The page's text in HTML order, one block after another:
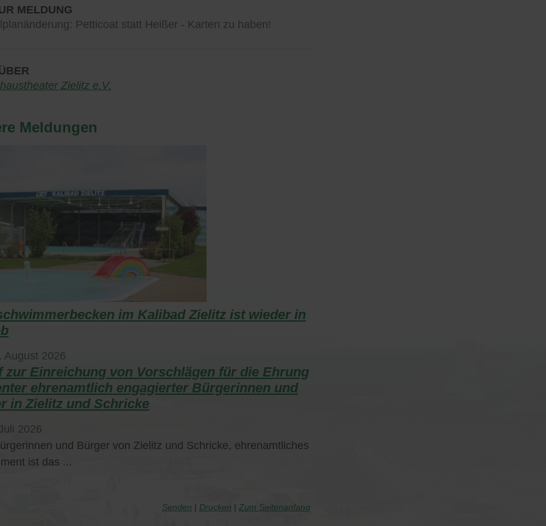
MELDUNG
Petticoat statt Heißer - Karten zu haben!
Zielitz e.V.
Meldungen
im Kalibad Zielitz ist wieder in
August 2026
zur Einreichung von Vorschlägen für die Ehrung
ehrenamtlich engagierter Bürgerinnen und
in Zielitz und Schricke
2026
und Bürger von Zielitz und Schricke, ehrenamtliches
ist das ...
Senden Drucken Zum Seitenanfang